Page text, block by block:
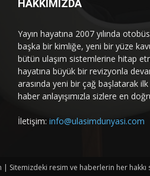
HAKKIMIZDA
Yayın hayatına 2007 yılında
başka bir kimliğe, yeni bir yüze
bütün ulaşım sistemlerine hitap
hayatına büyük bir revizyonla
arasında yeni bir çağ başlatarak
haber anlayışımızla sizlere en
İletişim: info@ulasimdunyasi.com
Sitemizdeki resim ve haberlerin her hakkı